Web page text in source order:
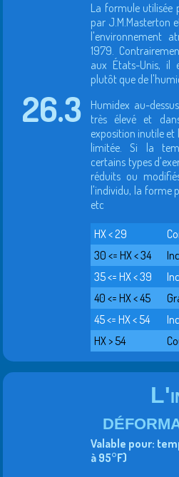
26.3
La formule utilisée
par J.M.Masterton
l'environnement
1979.
aux États-Unis, il
plutôt que de
Humidex au-
très élevé et
exposition inutile
limitée. Si la
certains types
réduits ou
l'individu, la forme
etc
HX < 29
30 <= HX < 34
35 <= HX < 39
40 <= HX < 45
45 <= HX < 54
HX > 54
Valable pour:
à 95°F)